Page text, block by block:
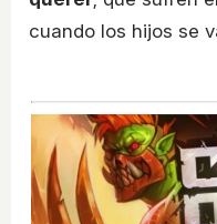
cuando los hijos se